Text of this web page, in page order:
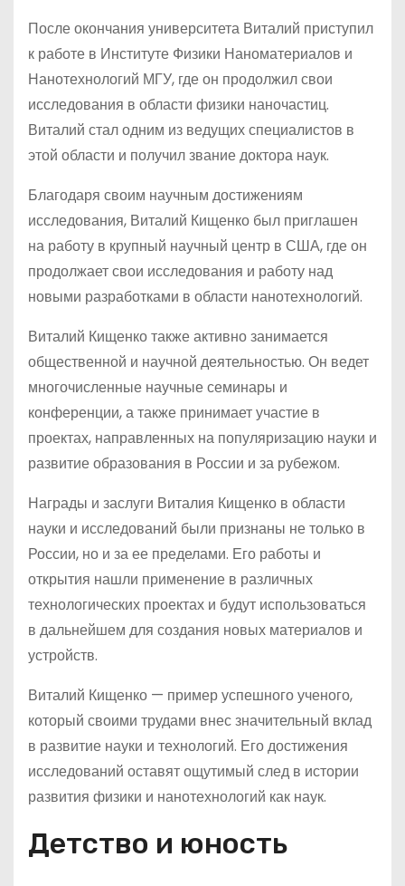
После окончания университета Виталий приступил
к работе в Институте Физики Наноматериалов и
Нанотехнологий МГУ, где он продолжил свои
исследования в области физики наночастиц.
Виталий стал одним из ведущих специалистов в
этой области и получил звание доктора наук.
Благодаря своим научным достижениям
исследования, Виталий Кищенко был приглашен
на работу в крупный научный центр в США, где он
продолжает свои исследования и работу над
новыми разработками в области нанотехнологий.
Виталий Кищенко также активно занимается
общественной и научной деятельностью. Он ведет
многочисленные научные семинары и
конференции, а также принимает участие в
проектах, направленных на популяризацию науки и
развитие образования в России и за рубежом.
Награды и заслуги Виталия Кищенко в области
науки и исследований были признаны не только в
России, но и за ее пределами. Его работы и
открытия нашли применение в различных
технологических проектах и будут использоваться
в дальнейшем для создания новых материалов и
устройств.
Виталий Кищенко — пример успешного ученого,
который своими трудами внес значительный вклад
в развитие науки и технологий. Его достижения
исследований оставят ощутимый след в истории
развития физики и нанотехнологий как наук.
Детство и юность